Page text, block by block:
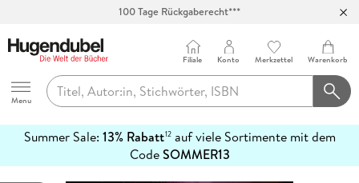
100 Tage Rückgaberecht***
Hugendubel
Menu
Filiale Konto Merkzettel Warenkorb
Summer Sale: 13% Rabatt12auf viele Sortimente mit dem
CodeSOMMER13
erfahren